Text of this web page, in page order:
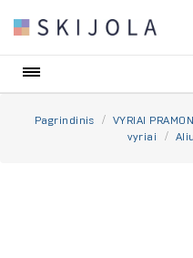
Toggle
navigation
☰
Pagrindinis VYRIAI
vyriai